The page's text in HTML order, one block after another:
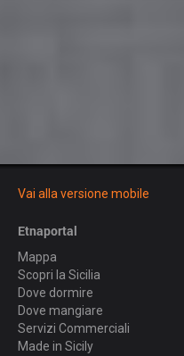
Vai alla versione mobile
Etnaportal
Mappa
Scopri la Sicilia
Dove dormire
Dove mangiare
Servizi Commerciali
Made in Sicily